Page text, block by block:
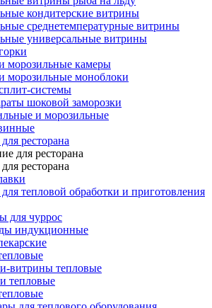
кондитерские витрины
среднетемпературные витрины
универсальные витрины
морозильные камеры
морозильные моноблоки
системы
шоковой заморозки
и морозильные
ресторана
для ресторана
ресторана
тепловой обработки и приготовления
для чуррос
индукционные
витрины тепловые
тепловые